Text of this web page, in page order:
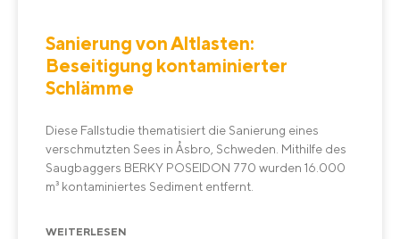
Sanierung von Altlasten:
Beseitigung kontaminierter
Schlämme
Diese Fallstudie thematisiert die Sanierung eines
verschmutzten Sees in Åsbro, Schweden. Mithilfe des
Saugbaggers BERKY POSEIDON 770 wurden 16.000
m³ kontaminiertes Sediment entfernt.
WEITERLESEN